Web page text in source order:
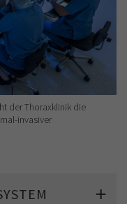
der Thoraxklinik die
invasiver